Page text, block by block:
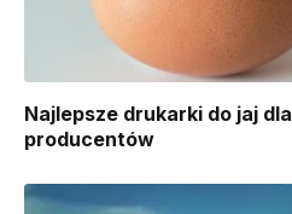
Najlepsze drukarki do jaj
producentów